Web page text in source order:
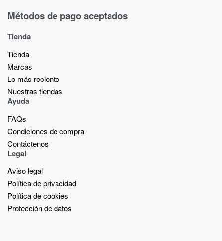
Métodos de pago aceptados
Tienda
Tienda
Marcas
Lo más reciente​
Nuestras tiendas​
Ayuda
FAQs
Condiciones de compra
Contáctenos
Legal
Aviso legal
Política de privacidad
Política de cookies
Protección de datos